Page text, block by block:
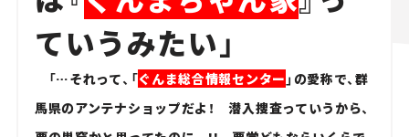
ていうみたい」
「…それって、「ぐんま総合情報センター 」の愛称で、群
馬県のアンテナショップだよ！ 潜入捜査っていうから、